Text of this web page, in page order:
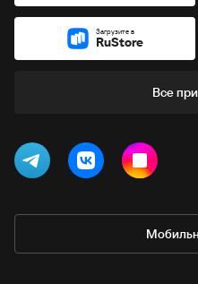
Загрузите в
RuStore
Все